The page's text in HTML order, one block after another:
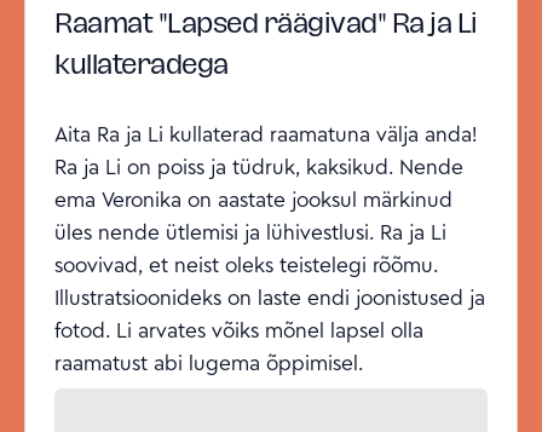
Raamat "Lapsed räägivad" Ra ja Li
kullateradega
Aita Ra ja Li kullaterad raamatuna välja anda!
Ra ja Li on poiss ja tüdruk, kaksikud. Nende
ema Veronika on aastate jooksul märkinud
üles nende ütlemisi ja lühivestlusi. Ra ja Li
soovivad, et neist oleks teistelegi rõõmu.
Illustratsioonideks on laste endi joonistused ja
fotod. Li arvates võiks mõnel lapsel olla
raamatust abi lugema õppimisel.